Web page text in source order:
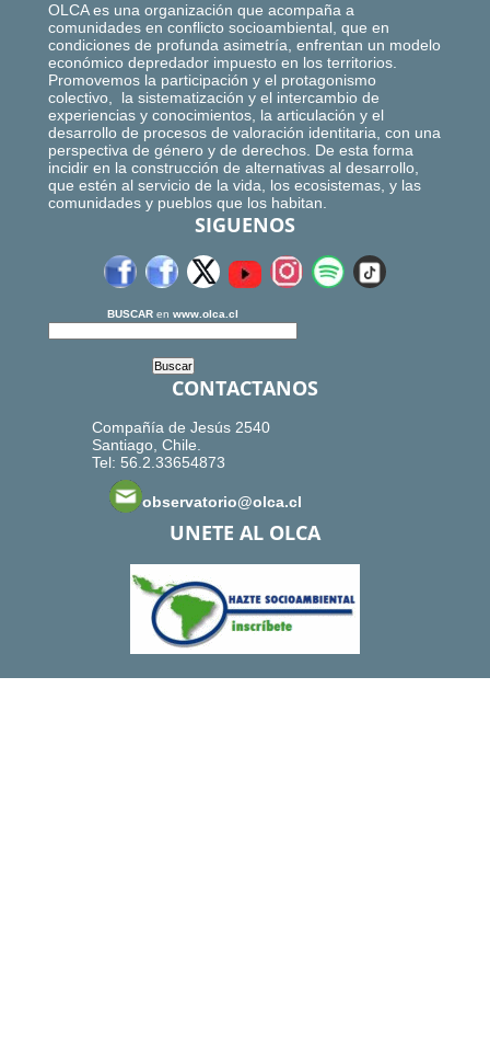
OLCA es una organización que acompaña a
comunidades en conflicto socioambiental, que en
condiciones de profunda asimetría, enfrentan un modelo
económico depredador impuesto en los territorios.
Promovemos la participación y el protagonismo
colectivo, la sistematización y el intercambio de
experiencias y conocimientos, la articulación y el
desarrollo de procesos de valoración identitaria, con una
perspectiva de género y de derechos. De esta forma
incidir en la construcción de alternativas al desarrollo,
que estén al servicio de la vida, los ecosistemas, y las
comunidades y pueblos que los habitan.
SIGUENOS
BUSCAR en www.olca.cl
CONTACTANOS
Compañía de Jesús 2540
Santiago, Chile.
Tel: 56.2.33654873
observatorio@olca.cl
UNETE AL OLCA